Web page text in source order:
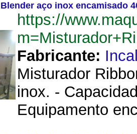
aço inox encamisado
https://
Fabricante:
Misturador
inox. -
Equipamento